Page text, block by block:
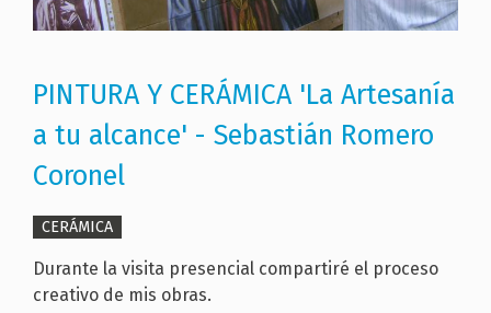
PINTURA Y CERÁMICA 'La Artesanía
a tu alcance' - Sebastián Romero
Coronel
CERÁMICA
Durante la visita presencial compartiré el proceso
creativo de mis obras.